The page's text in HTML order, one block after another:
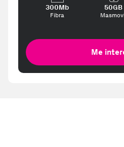
300Mb
Fibra
50GB
Me